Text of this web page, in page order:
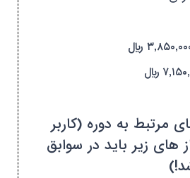
ریال
ریال
مرتبط به دوره (کاربر
های زیر باید در سوابق